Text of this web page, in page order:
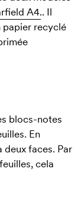
A4.. Il
papier recyclé
blocs-notes
En
deux faces. Par
cela